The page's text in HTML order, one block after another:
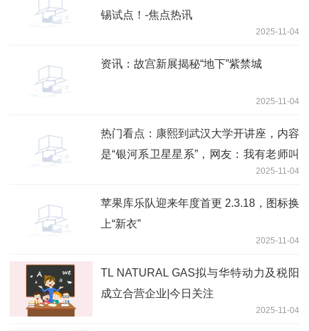
锡试点！-焦点热讯
2025-11-04
资讯：故宫新展揭秘“地下”紫禁城
2025-11-04
热门看点：康熙到武汉大学开讲座，内容
是“银河系卫星星系”，网友：我有老师叫
2025-11-04
苹果库乐队迎来年度首更 2.3.18，图标换
上“新衣”
2025-11-04
TL NATURAL GAS拟与华特动力及税阳
成立合营企业|今日关注
2025-11-04